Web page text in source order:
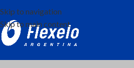
Skip to navigation
Skip to main content